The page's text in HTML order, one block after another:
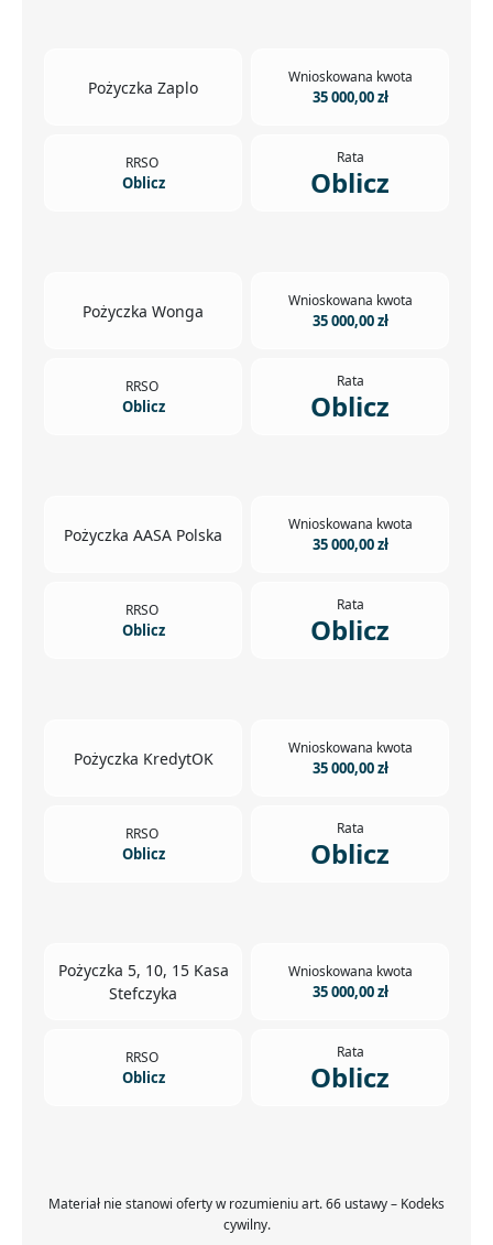
Pożyczka Zaplo
Wnioskowana kwota
35 000,00 zł
RRSO
Oblicz
Rata
Oblicz
Pożyczka Wonga
Wnioskowana kwota
35 000,00 zł
RRSO
Oblicz
Rata
Oblicz
Pożyczka AASA Polska
Wnioskowana kwota
35 000,00 zł
RRSO
Oblicz
Rata
Oblicz
Pożyczka KredytOK
Wnioskowana kwota
35 000,00 zł
RRSO
Oblicz
Rata
Oblicz
Pożyczka 5, 10, 15 Kasa
Stefczyka
Wnioskowana kwota
35 000,00 zł
RRSO
Oblicz
Rata
Oblicz
Materiał nie stanowi oferty w rozumieniu art. 66 ustawy – Kodeks
cywilny.